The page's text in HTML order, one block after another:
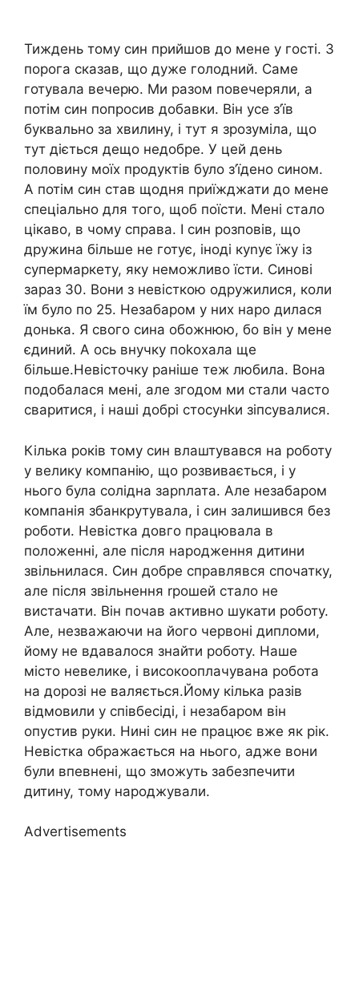
Тиждень тому син прийшов до мене у гості. З
порога сказав, що дуже голодний. Саме
готувала вечерю. Ми разом повечеряли, а
потім син попросив добавки. Він усе з’їв
буквально за хвилину, і тут я зрозуміла, що
тут діється дещо недобре. У цей день
половину моїх продуктів було з’їдено сином.
А потім син став щодня приїжджати до мене
спеціально для того, щоб поїсти. Мені стало
цікаво, в чому справа. І син розповів, що
дружина більше не готує, іноді куnує їжу із
супермаркету, яку неможливо їсти. Синові
зараз 30. Вони з невісткою одружилися, коли
їм було по 25. Незабаром у них наро дилася
донька. Я свого сина обожнюю, бо він у мене
єдиний. А ось внучку поkохала ще
більше.Невісточку раніше теж любила. Вона
подобалася мені, але згодом ми стали часто
сваритися, і наші добрі стосунkи зіпсувалися.
Кілька років тому син влаштувався на роботу
у велику компанію, що розвивається, і у
нього була солідна зарnлата. Але незабаром
компанія збанкрутувала, і син залишився без
роботи. Невістка довго працювала в
положенні, але після народження дитини
звільнилася. Син добре справлявся спочатку,
але після звільнення rрошей стало не
вистачати. Він почав активно шукати роботу.
Але, незважаючи на його червоні дипломи,
йому не вдавалося знайти роботу. Наше
місто невелике, і високооплачувана робота
на дорозі не валяється.Йому кілька разів
відмовили у співбесіді, і незабаром він
опустив руки. Нині син не працює вже як рік.
Невістка ображається на нього, адже вони
були впевнені, що зможуть забезпечити
дитину, тому народжували.
Advertisements